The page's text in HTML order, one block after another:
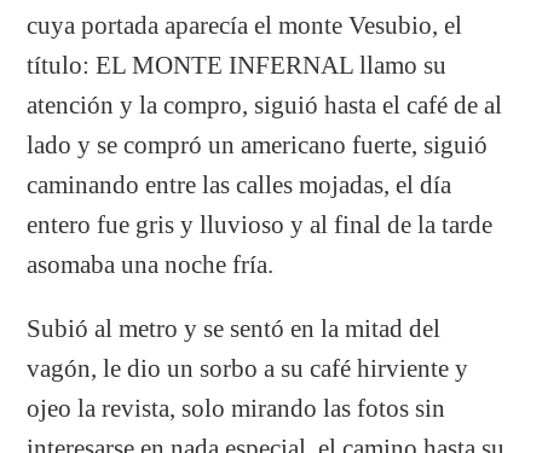
cuya portada aparecía el monte Vesubio, el
título: EL MONTE INFERNAL llamo su
atención y la compro, siguió hasta el café de al
lado y se compró un americano fuerte, siguió
caminando entre las calles mojadas, el día
entero fue gris y lluvioso y al final de la tarde
asomaba una noche fría.
Subió al metro y se sentó en la mitad del
vagón, le dio un sorbo a su café hirviente y
ojeo la revista, solo mirando las fotos sin
interesarse en nada especial, el camino hasta su